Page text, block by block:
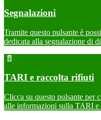
Segnalazioni
Tramite questo pulsante è
dedicata alla segnalazione di
TARI e raccolta rifiuti
Clicca su questo pulsante per
alle informazioni sulla TARI